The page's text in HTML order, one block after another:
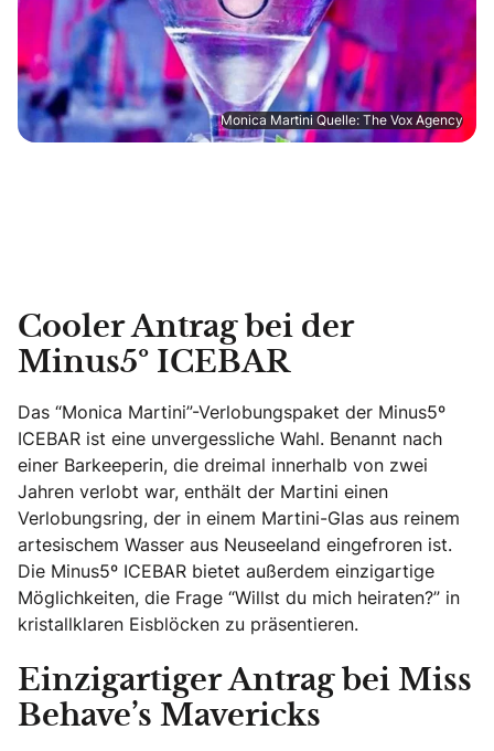
Monica Martini Quelle: The Vox Agency
Cooler Antrag bei der
Minus5º ICEBAR
Das “Monica Martini”-Verlobungspaket der Minus5º
ICEBAR ist eine unvergessliche Wahl. Benannt nach
einer Barkeeperin, die dreimal innerhalb von zwei
Jahren verlobt war, enthält der Martini einen
Verlobungsring, der in einem Martini-Glas aus reinem
artesischem Wasser aus Neuseeland eingefroren ist.
Die Minus5º ICEBAR bietet außerdem einzigartige
Möglichkeiten, die Frage “Willst du mich heiraten?” in
kristallklaren Eisblöcken zu präsentieren.
Einzigartiger Antrag bei Miss
Behave’s Mavericks